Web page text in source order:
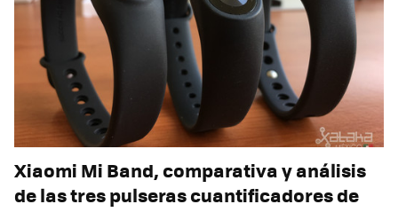
Xiaomi Mi Band, comparativa y análisis
de las tres pulseras cuantificadores de